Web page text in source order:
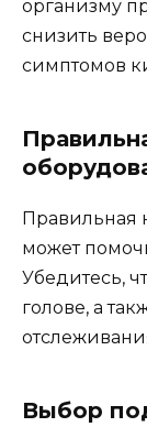
организму
снизить
симптомов
Правильная
может
Убедитесь,
голове, а
Выбор